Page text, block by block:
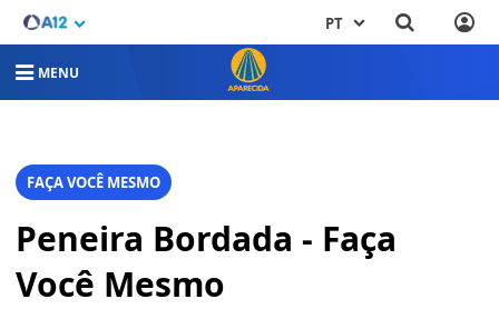
PT
MENU
FAÇA VOCÊ MESMO
Peneira Bordada - Faça
Você Mesmo